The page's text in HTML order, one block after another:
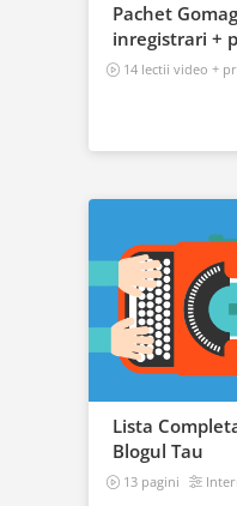
Pachet
inregistrari +
14 lectii video +
Lista
Blogul Tau
13 pagini